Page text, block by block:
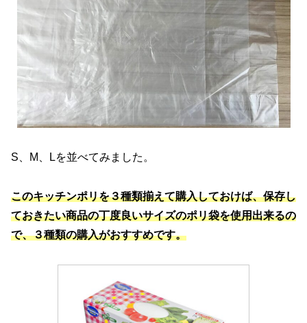
S、M、Lを並べてみました。
このキッチンポリを３種類揃えて購入しておけば、保存し
ておきたい商品の丁度良いサイズのポリ袋を使用出来るの
で、３種類の購入がおすすめです。